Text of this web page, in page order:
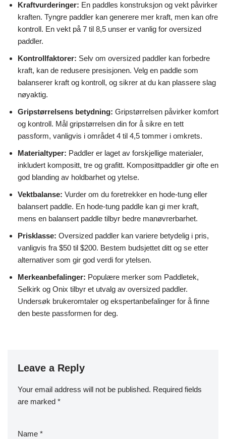
Kraftvurderinger: En paddles konstruksjon og vekt påvirker
kraften. Tyngre paddler kan generere mer kraft, men kan ofre
kontroll. En vekt på 7 til 8,5 unser er vanlig for oversized
paddler.
Kontrollfaktorer: Selv om oversized paddler kan forbedre
kraft, kan de redusere presisjonen. Velg en paddle som
balanserer kraft og kontroll, og sikrer at du kan plassere slag
nøyaktig.
Gripstørrelsens betydning: Gripstørrelsen påvirker komfort
og kontroll. Mål gripstørrelsen din for å sikre en tett
passform, vanligvis i området 4 til 4,5 tommer i omkrets.
Materialtyper: Paddler er laget av forskjellige materialer,
inkludert kompositt, tre og grafitt. Komposittpaddler gir ofte en
god blanding av holdbarhet og ytelse.
Vektbalanse: Vurder om du foretrekker en hode-tung eller
balansert paddle. En hode-tung paddle kan gi mer kraft,
mens en balansert paddle tilbyr bedre manøvrerbarhet.
Prisklasse: Oversized paddler kan variere betydelig i pris,
vanligvis fra $50 til $200. Bestem budsjettet ditt og se etter
alternativer som gir god verdi for ytelsen.
Merkeanbefalinger: Populære merker som Paddletek,
Selkirk og Onix tilbyr et utvalg av oversized paddler.
Undersøk brukeromtaler og ekspertanbefalinger for å finne
den beste passformen for deg.
Leave a Reply
Your email address will not be published. Required fields
are marked *
Name *